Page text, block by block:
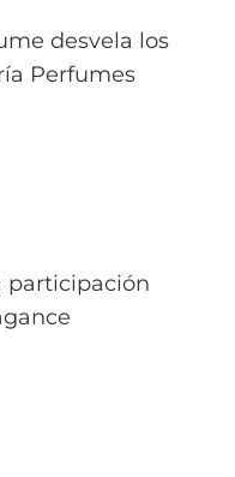
desvela los
Perfumes
participación